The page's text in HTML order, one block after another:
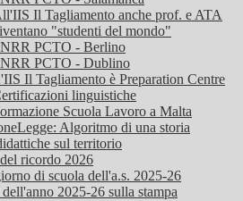
Il Tagliamento anche prof. e ATA
"studenti del mondo"
PCTO - Berlino
PCTO - Dublino
Il Tagliamento è Preparation Centre
linguistiche
Scuola Lavoro a Malta
Algoritmo di una storia
sul territorio
ricordo 2026
di scuola dell'a.s. 2025-26
2025-26 sulla stampa